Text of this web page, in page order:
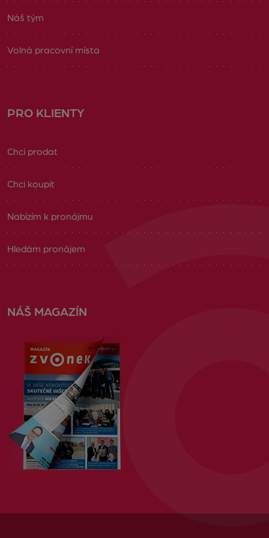
Náš tým
Volná pracovní místa
PRO KLIENTY
Chci prodat
Chci koupit
Nabízím k pronájmu
Hledám pronájem
NÁŠ MAGAZÍN